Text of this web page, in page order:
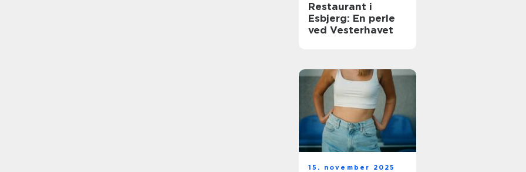
Restaurant i
Esbjerg: En perle
ved Vesterhavet
15. november 2025